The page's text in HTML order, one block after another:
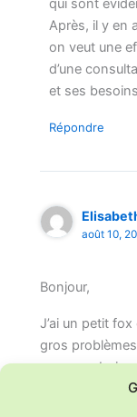
qui sont
Après, il y en
on veut une
d’une
et ses besoins
Répondre
août 10,
Bonjour,
J’ai un petit
gros
pas ces
quand ils ne